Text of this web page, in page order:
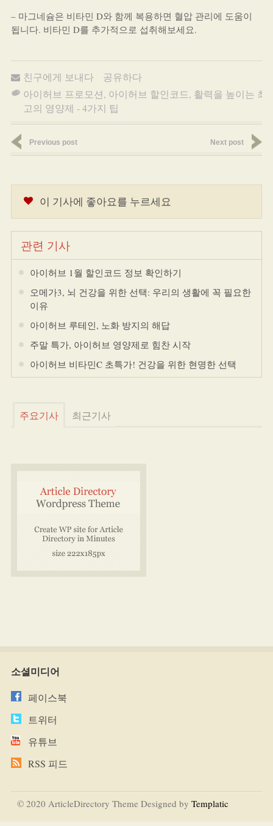
– 마그네슘은 비타민 D와 함께 복용하면 혈압 관리에 도움이
됩니다. 비타민 D를 추가적으로 섭취해보세요.
친구에게 보내다
공유하다
아이허브 프로모션, 아이허브 할인코드, 활력을 높이는 최
고의 영양제 - 4가지 팁
Previous post Next post
이 기사에 좋아요를 누르세요
관련 기사
아이허브 1월 할인코드 정보 확인하기
오메가3, 뇌 건강을 위한 선택: 우리의 생활에 꼭 필요한
이유
아이허브 루테인, 노화 방지의 해답
주말 특가, 아이허브 영양제로 힘찬 시작
아이허브 비타민C 초특가! 건강을 위한 현명한 선택
주요기사 최근기사
소셜미디어
페이스북
트위터
유튜브
RSS 피드
© 2020 ArticleDirectory Theme Designed by Templatic